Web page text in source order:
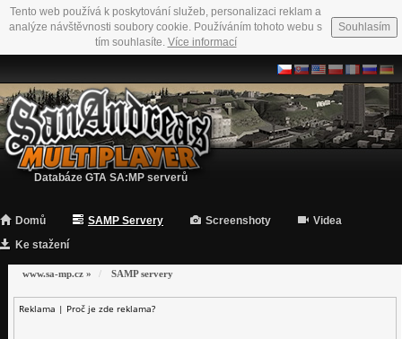
Tento web používá k poskytování služeb, personalizaci reklam a
analýze návštěvnosti soubory cookie. Používáním tohoto webu s
tím souhlasíte. Více informací
Souhlasím
Databáze GTA SA:MP serverů
Domů SAMP Servery Screenshoty
Videa
Ke stažení
www.sa-mp.cz » SAMP servery
Reklama | Proč je zde reklama?